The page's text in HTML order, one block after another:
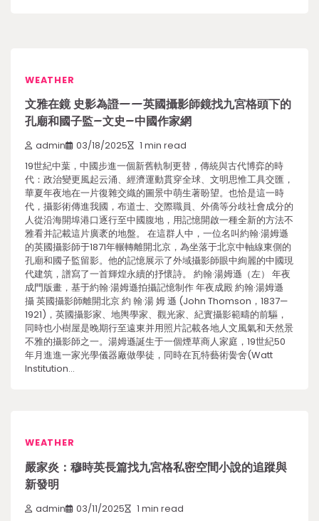
WEATHER
文雅在鏡 史影為證——英國攝影師鏡找九宮格頭下的
孔廟和國子監–文史–中國作家網
admin 03/18/2025 1 min read
19世紀中葉，中國步進一個新舊軌制更替，傳統與古代博弈的時
代：政治變更風起云涌、經濟運動貫穿全球、文明思惟工具交匯，
華夏年夜地在一片復雜交織的圖景中萌生著盼望。也恰是這一時
代，攝影術傳進我國，布道士、交際職員、外僑等分歧社會成分的
人從沿海開埠港口逐行至中國腹地，用記憶開啟一種全新的方法不
雅看并記載這片廣袤的地盤。 在這群人中，一位名叫約翰·湯姆遜
的英國攝影師于1871年輾轉離開北京，為坐落于北京中軸線東側的
孔廟和國子監留影。他的記憶展示了外域攝影師眼中絢麗的中國現
代建筑，譜寫了一首輝煌永續的抒懷詩。 約翰·湯姆遜（左） 年夜
成門版畫，基于約翰·湯姆遜拍攝記憶制作 年夜成殿 約翰·湯姆遜
攝 英國攝影師離開北京 約 翰·湯 姆 遜 (John Thomson，1837—
1921)，英國攝影家、地輿學家、觀光家、紀實攝影範疇的前驅，
同時也小樹屋是晚期行至遠東并用照片記載各地人文風氣和天然景
不雅的攝影師之一。湯姆遜誕生于一個煙草商人家庭，19世紀50
年月進進一家光學儀器廠做學徒，同時在瓦特藝術黌舍(Watt
Institution…
WEATHER
嚴家炎：穆時英長篇找九宮格私密空間小說的追蹤與
新發明
admin 03/11/2025 1 min read